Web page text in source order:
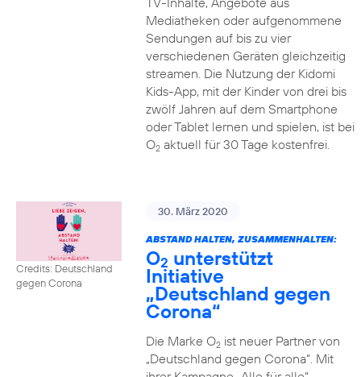
Mediatheken oder aufgenommene
Sendungen auf bis zu vier
verschiedenen Geräten gleichzeitig
streamen. Die Nutzung der Kidomi
Kids-App, mit der Kinder von drei bis
zwölf Jahren auf dem Smartphone
oder Tablet lernen und spielen, ist bei
O2aktuell für 30 Tage kostenfrei.
Credits: Deutschland
gegen Corona
30. März 2020
ABSTAND HALTEN, ZUSAMMENHALTEN:
O2 unterstützt
Initiative
„Deutschland gegen
Corona“
Die Marke O2ist neuer Partner von
„Deutschland gegen Corona“. Mit